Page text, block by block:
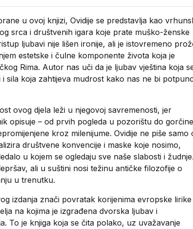
u ovoj knjizi, Ovidije se predstavlja kao
srca i društvenih igara koje prate muško-ženske
ljubavi nije lišen ironije, ali je istovremeno
estetske i čulne komponente života koja je
Rima. Autor nas uči da je ljubav vještina koja
i sila koja zahtijeva mudrost kako nas ne bi
ovog djela leži u njegovoj savremenosti, jer
opisuje – od prvih pogleda u pozorištu do gorčine
kroz milenijume. Ovidije ne piše samo
društvene konvencije i maske koje nosimo,
u kojem se ogledaju sve naše slabosti i žudnje.
ali u suštini nosi težinu antičke filozofije o
u trenutku.
izdanja znači povratak korijenima evropske lirike
na kojima je izgrađena dvorska ljubav i
To je knjiga koja se čita polako, uz uvažavanje